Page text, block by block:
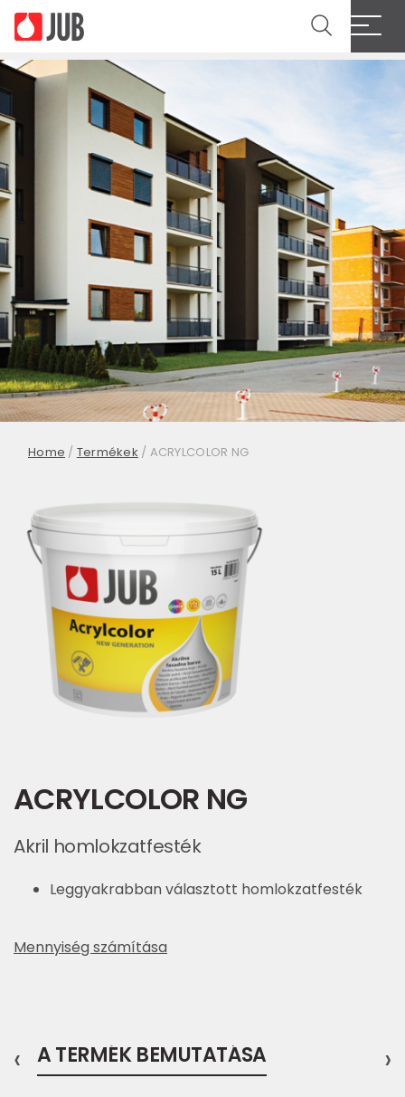
Home / Termékek / ACRYLCOLOR NG
ACRYLCOLOR NG
Akril homlokzatfesték
Leggyakrabban választott homlokzatfesték
Mennyiség számítása
A TERMÉK BEMUTATÁSA
‹ ›